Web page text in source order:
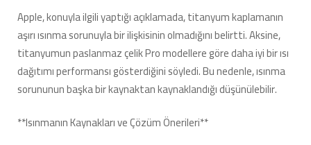
Apple, konuyla ilgili yaptığı açıklamada, titanyum kaplamanın
aşırı ısınma sorunuyla bir ilişkisinin olmadığını belirtti. Aksine,
titanyumun paslanmaz çelik Pro modellere göre daha iyi bir ısı
dağıtımı performansı gösterdiğini söyledi. Bu nedenle, ısınma
sorununun başka bir kaynaktan kaynaklandığı düşünülebilir.
**Isınmanın Kaynakları ve Çözüm Önerileri**